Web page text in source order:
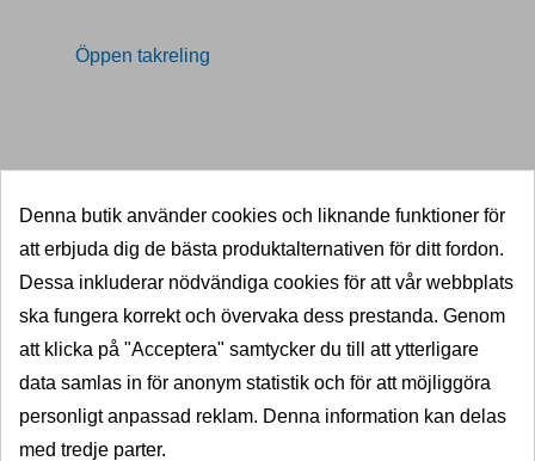
Öppen takreling
SNABB LEVERANS
5000 dragkrokar i lager
KVALITET
Välkända varumärken
PRISGARANTI
Denna butik använder cookies och liknande funktioner för
att erbjuda dig de bästa produktalternativen för ditt fordon.
Dessa inkluderar nödvändiga cookies för att vår webbplats
ska fungera korrekt och övervaka dess prestanda. Genom
att klicka på "Acceptera" samtycker du till att ytterligare
data samlas in för anonym statistik och för att möjliggöra
personligt anpassad reklam. Denna information kan delas
med tredje parter.